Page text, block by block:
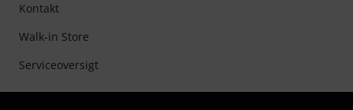
Kontakt
Walk-in Store
Serviceoversigt